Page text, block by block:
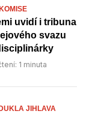
uvidí i tribuna
svazu
1 minuta
DUKLA JIHLAVA